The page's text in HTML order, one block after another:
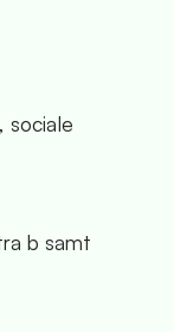
sociale
b samt